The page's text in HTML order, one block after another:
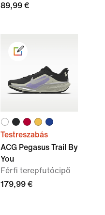
89,99 €
Testreszabás
ACG Pegasus Trail By
You
Férfi terepfutócipő
179,99 €